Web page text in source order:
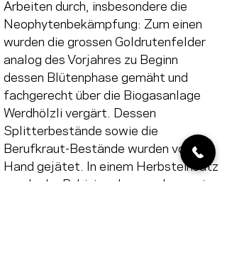
Arbeiten durch, insbesondere die
Neophytenbekämpfung: Zum einen
wurden die grossen Goldrutenfelder
analog des Vorjahres zu Beginn
dessen Blütenphase gemäht und
fachgerecht über die Biogasanlage
Werdhölzli vergärt. Dessen
Splitterbestände sowie die
Berufkraut-Bestände wurden von
Hand gejätet. In einem Herbsteinsatz
wurde der Robinien-Jungwuchs sowie